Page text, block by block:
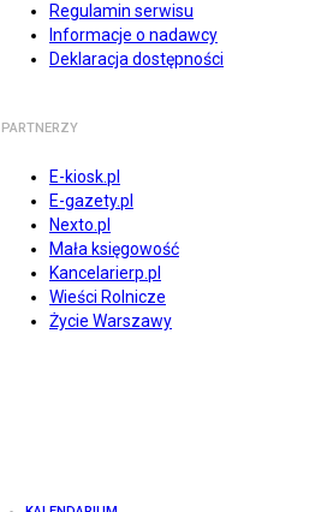
Regulamin serwisu
Informacje o nadawcy
Deklaracja dostępności
PARTNERZY
E-kiosk.pl
E-gazety.pl
Nexto.pl
Mała księgowość
Kancelarierp.pl
Wieści Rolnicze
Życie Warszawy